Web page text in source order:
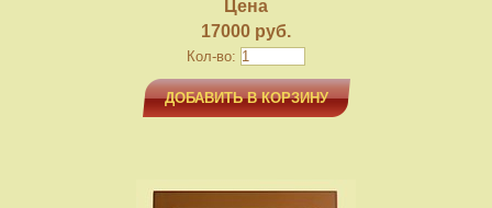
Цена
17000 руб.
Кол-во:
ДОБАВИТЬ В КОРЗИНУ